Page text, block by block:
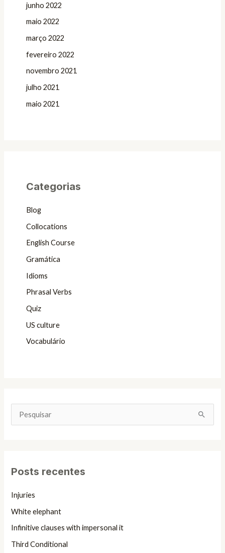
junho 2022
maio 2022
março 2022
fevereiro 2022
novembro 2021
julho 2021
maio 2021
Categorias
Blog
Collocations
English Course
Gramática
Idioms
Phrasal Verbs
Quiz
US culture
Vocabulário
u
p
Posts recentes
Injuries
White elephant
Infinitive clauses with impersonal it
Third Conditional